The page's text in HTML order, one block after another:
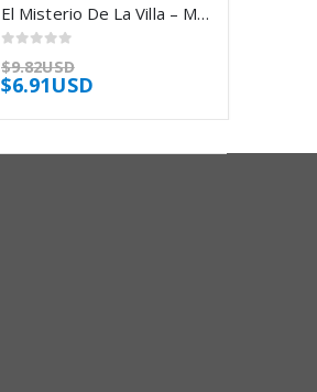
El Misterio De La Villa – Maugham W Somerset
$9.82USD
$6.91USD